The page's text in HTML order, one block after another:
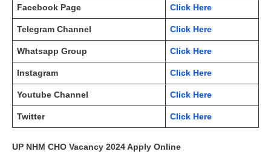
Facebook Page Click Here
Telegram Channel Click Here
Whatsapp Group Click Here
Instagram Click Here
Youtube Channel Click Here
Twitter Click Here
UP NHM CHO Vacancy 2024 Apply Online